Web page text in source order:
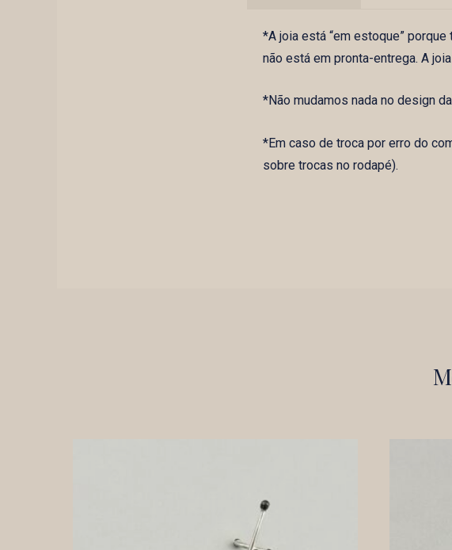
*A joia está “em estoque”
não está em pronta-entrega. A
*Não mudamos nada no design
*Em caso de troca por erro do
sobre trocas no rodapé).